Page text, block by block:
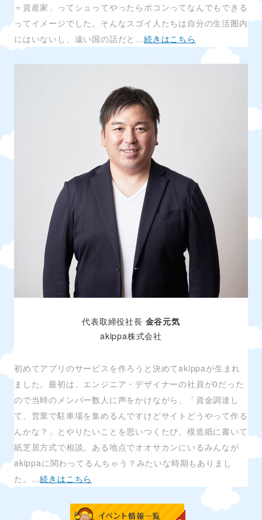
＝資産家」ってシュってやったらポコンってなんでもできる
ってイメージでした。そんなスゴイ人たちは自分の生活圏内
にはいないし、遠い国の話だと…続きはこちら
代表取締役社長 金谷元気
akippa株式会社
初めてアプリのサービスを作ろうと決めてakippaが生まれ
ました。最初は、エンジニア・デザイナーの社員が0だった
ので当時のメンバー数人に声をかけながら、「資金調達し
て、営業で駐車場を集めるんですけどサイトどうやって作る
んかな？」とやりたいことを思いつくたび、模造紙に書いて
紙芝居方式で相談。ある地点でオオサカンにいるみんなが
akippaに関わってるんちゃう？みたいな時期もありまし
た。…続きはこちら